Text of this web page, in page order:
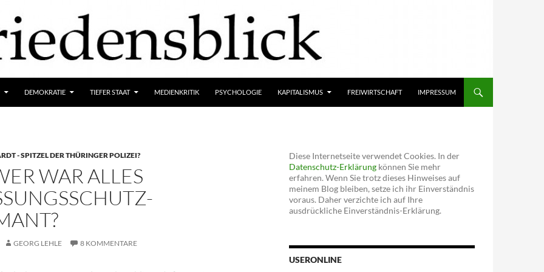
DEMOKRATIE TIEFER STAAT MEDIENKRITIK PSYCHOLOGIE KAPITALISMUS FREIWIRTSCHAFT IMPRESSUM
- SPITZEL DER THÜRINGER POLIZEI?
WAR ALLES
GEORG LEHLE 8 KOMMENTARE
Diese Internetseite verwendet Cookies. In der
Datenschutz-Erklärung können Sie mehr
erfahren. Wenn Sie trotz dieses Hinweises auf
meinem Blog bleiben, setze ich ihr Einverständnis
voraus. Daher verzichte ich auf Ihre
ausdrückliche Einverständnis-Erklärung.
USERONLINE